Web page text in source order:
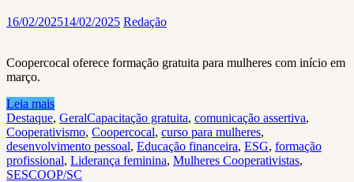
16/02/202514/02/2025 Redação
Coopercocal oferece formação gratuita para mulheres com início em
março.
Leia mais
Destaque, GeralCapacitação gratuita, comunicação assertiva,
Cooperativismo, Coopercocal, curso para mulheres,
desenvolvimento pessoal, Educação financeira, ESG, formação
profissional, Liderança feminina, Mulheres Cooperativistas,
SESCOOP/SC